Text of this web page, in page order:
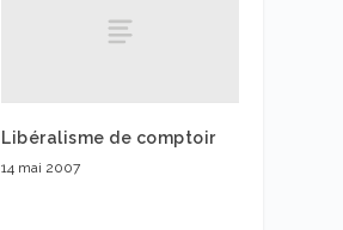
Libéralisme de comptoir
14 mai 2007